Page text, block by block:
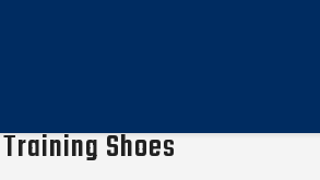
Shoes